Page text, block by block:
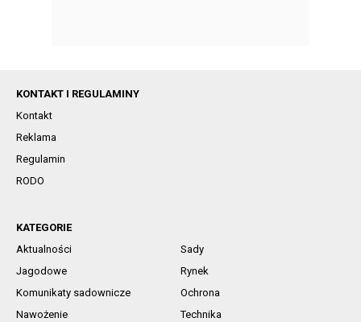
KONTAKT I REGULAMINY
Kontakt
Reklama
Regulamin
RODO
KATEGORIE
Aktualności
Sady
Jagodowe
Rynek
Komunikaty sadownicze
Ochrona
Nawożenie
Technika